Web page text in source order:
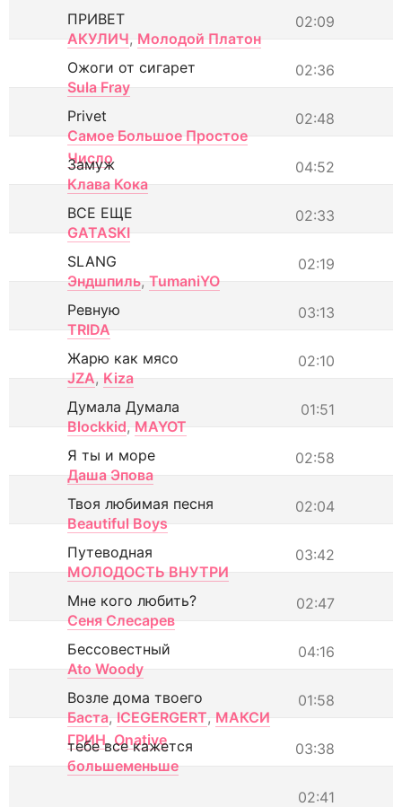
02:09
ПРИВЕТ
АКУЛИЧ, Молодой Платон
02:36
Ожоги от сигарет
Sula Fray
02:48
Privet
Самое Большое Простое
Число
04:52
Замуж
Клава Кока
02:33
ВСЕ ЕЩЕ
GATASKI
02:19
SLANG
Эндшпиль, TumaniYO
03:13
Ревную
TRIDA
02:10
Жарю как мясо
JZA, Kiza
01:51
Думала Думала
Blockkid, MAYOT
02:58
Я ты и море
Даша Эпова
02:04
Твоя любимая песня
Beautiful Boys
03:42
Путеводная
МОЛОДОСТЬ ВНУТРИ
02:47
Мне кого любить?
Сеня Слесарев
04:16
Бессовестный
Ato Woody
01:58
Возле дома твоего
Баста, ICEGERGERT, МАКСИ
ГРИН, Onative 03:38
тебе все кажется
большеменьше
02:41